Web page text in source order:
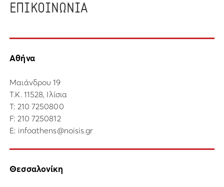
ΕΠΙΚΟΙΝΩΝΙΑ
Αθήνα
Μαιάνδρου 19
Τ.Κ. 11528, Ιλίσια
Τ: 210 7250800
F: 210 7250812
E: infoathens@noisis.gr
Θεσσαλονίκη